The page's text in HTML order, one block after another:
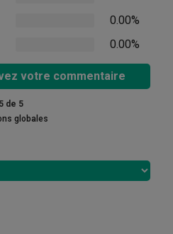
0.00%
0.00%
votre commentaire
5 de 5
globales